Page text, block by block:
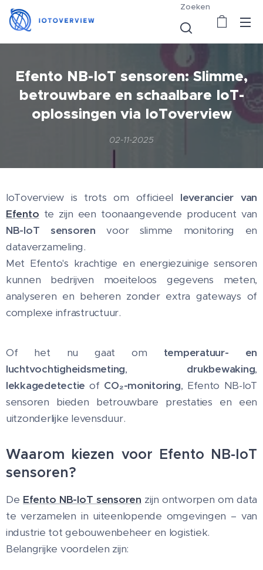
Zoeken
Efento NB-IoT sensoren: Slimme,
betrouwbare en schaalbare IoT-
oplossingen via IoToverview
02-11-2025
IoToverview is trots om officieel leverancier van
Efento te zijn een toonaangevende producent van
NB-IoT sensoren voor slimme monitoring en
dataverzameling.
Met Efento's krachtige en energiezuinige sensoren
kunnen bedrijven moeiteloos gegevens meten,
analyseren en beheren zonder extra gateways of
complexe infrastructuur.
Of het nu gaat om temperatuur- en
luchtvochtigheidsmeting, drukbewaking,
lekkagedetectie of CO₂-monitoring, Efento NB-IoT
sensoren bieden betrouwbare prestaties en een
uitzonderlijke levensduur.
Waarom kiezen voor Efento NB-IoT
sensoren?
De Efento NB-IoT sensoren zijn ontworpen om data
te verzamelen in uiteenlopende omgevingen – van
industrie tot gebouwenbeheer en logistiek.
Belangrijke voordelen zijn: